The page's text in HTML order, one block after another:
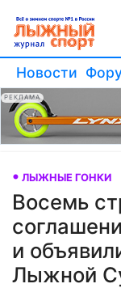
Новости
РЕКЛАМА
ЛЫЖНЫЕ ГОНКИ
Восемь
и
Лыжной